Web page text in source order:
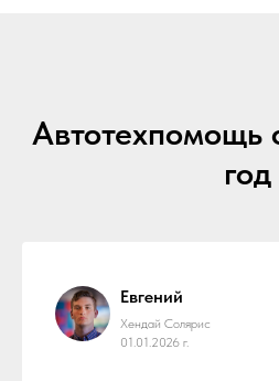
Автотехпомощь
год
Евгений
Хендай Солярис
01.01.2026 г.